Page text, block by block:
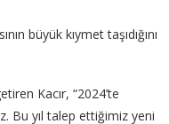
büyük kıymet taşıdığını
Kacır, “2024’te
Bu yıl talep ettiğimiz yeni